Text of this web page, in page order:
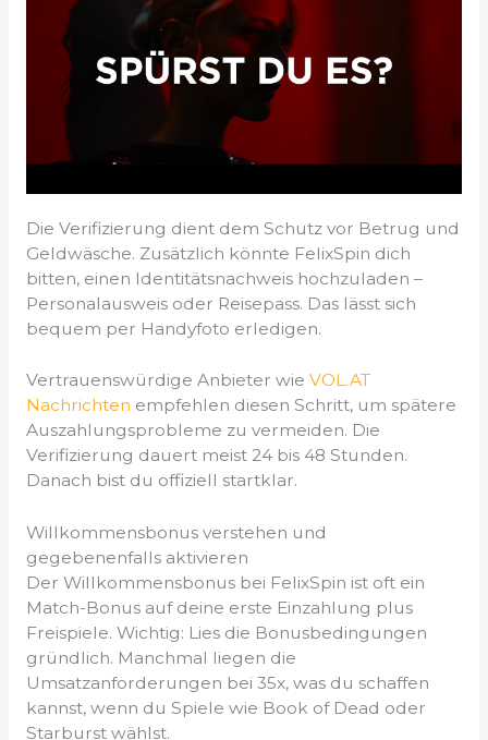
Die Verifizierung dient dem Schutz vor Betrug und
Geldwäsche. Zusätzlich könnte FelixSpin dich
bitten, einen Identitätsnachweis hochzuladen –
Personalausweis oder Reisepass. Das lässt sich
bequem per Handyfoto erledigen.
Vertrauenswürdige Anbieter wie VOL.AT
Nachrichten empfehlen diesen Schritt, um spätere
Auszahlungsprobleme zu vermeiden. Die
Verifizierung dauert meist 24 bis 48 Stunden.
Danach bist du offiziell startklar.
Willkommensbonus verstehen und
gegebenenfalls aktivieren
Der Willkommensbonus bei FelixSpin ist oft ein
Match-Bonus auf deine erste Einzahlung plus
Freispiele. Wichtig: Lies die Bonusbedingungen
gründlich. Manchmal liegen die
Umsatzanforderungen bei 35x, was du schaffen
kannst, wenn du Spiele wie Book of Dead oder
Starburst wählst.